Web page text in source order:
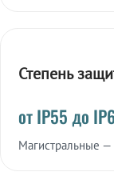
Степень
от IP55 до
Магистральные